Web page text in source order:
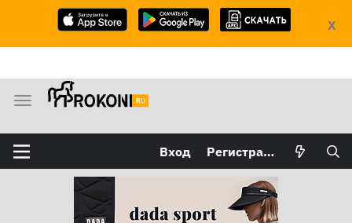
X
М
н
ю
Вход Регистрация